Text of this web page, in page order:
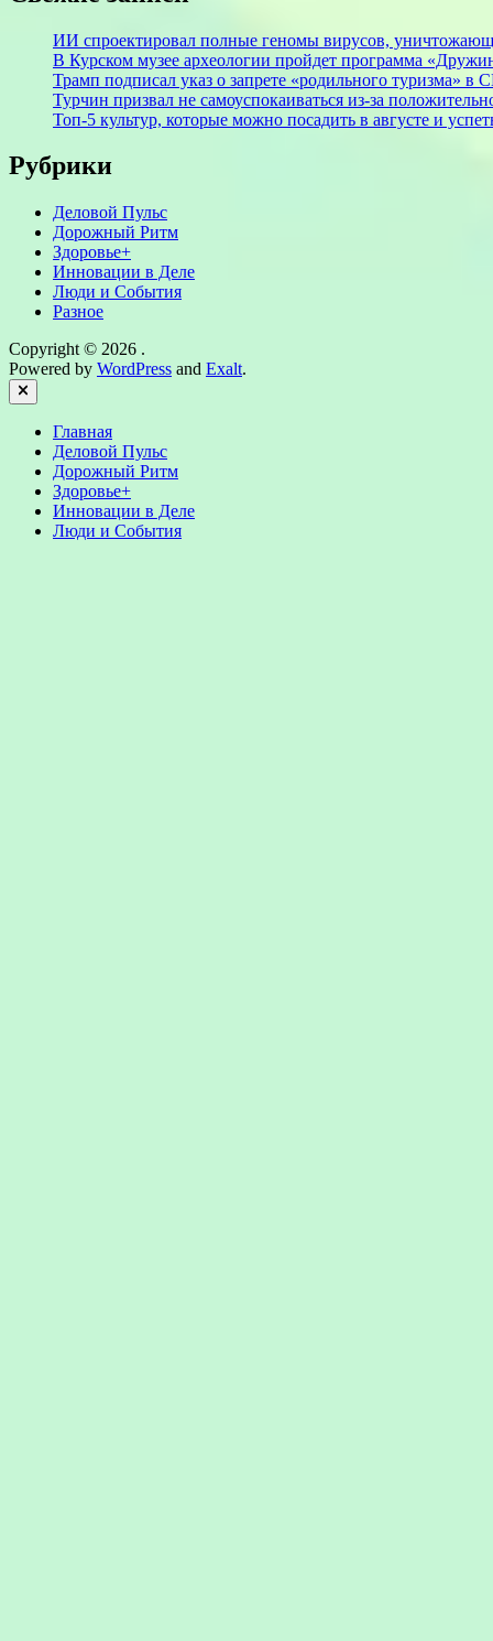
ИИ спроектировал полные геномы вирусов,
В Курском музее археологии пройдет программа
Трамп подписал указ о запрете «родильного туризма»
Турчин призвал не самоуспокаиваться из-за
Топ-5 культур, которые можно посадить в августе и
Рубрики
Деловой Пульс
Дорожный Ритм
Здоровье+
Инновации в Деле
Люди и События
Разное
Copyright © 2026 .
Powered by WordPress and Exalt.
Close
Главная
Деловой Пульс
Дорожный Ритм
Здоровье+
Инновации в Деле
Люди и События